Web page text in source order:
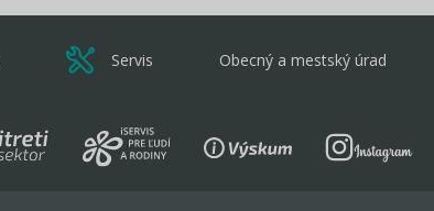
Servis Obecný a mestský úrad